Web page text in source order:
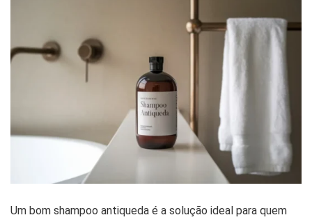
Um bom shampoo antiqueda é a solução ideal para quem